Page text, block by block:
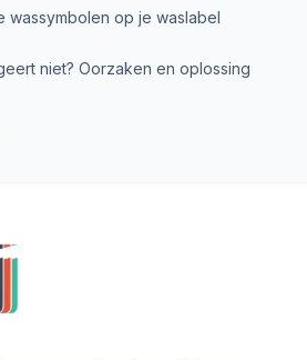
wassymbolen op je waslabel
niet? Oorzaken en oplossing